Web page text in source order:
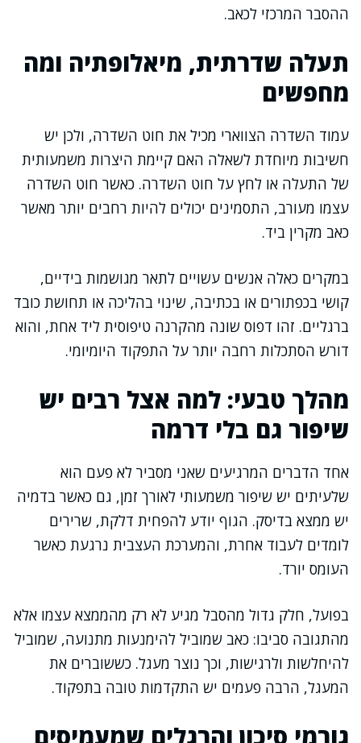
ההסבר המרכזי לכאב.
תעלה שדרתית, מיאלופתיה ומה
מחפשים
עמוד השדרה הצווארי מכיל את חוט השדרה, ולכן יש
חשיבות מיוחדת לשאלה האם קיימת היצרות משמעותית
של התעלה או לחץ על חוט השדרה. כאשר חוט השדרה
עצמו מעורב, התסמינים יכולים להיות רחבים יותר מאשר
כאב מקרין ביד.
במקרים כאלה אנשים עשויים לתאר מגושמות בידיים,
קושי בכפתורים או בכתיבה, שינוי בהליכה או תחושת כובד
ברגליים. זהו דפוס שונה מהקרנה טיפוסית ליד אחת, והוא
דורש הסתכלות רחבה יותר על התפקוד היומיומי.
מהלך טבעי: למה אצל רבים יש
שיפור גם בלי דרמה
אחד הדברים המרגיעים שאני מסביר לא פעם הוא
שלעיתים יש שיפור משמעותי לאורך זמן, גם כאשר בדמיה
יש ממצא בדיסק. הגוף יודע להפחית דלקת, שרירים
לומדים לעבוד אחרת, והמערכת העצבית נרגעת כאשר
העומס יורד.
בפועל, חלק גדול מהסבל מגיע לא רק מהממצא עצמו אלא
מהתגובה סביבו: כאב שמוביל להימנעות מתנועה, שמוביל
להיחלשות ולרגישות, וכך נוצר מעגל. כששוברים את
המעגל, הרבה פעמים יש התקדמות טובה בתפקוד.
גורמי סיכון והרגלים שמעמיסים